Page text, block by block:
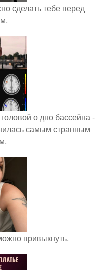
сделать тебе перед
о дно бассейна -
самым странным
привыкнуть.